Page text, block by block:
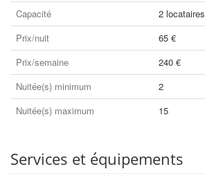
Capacité
2 locataires
Prix/nuit
65 €
Prix/semaine
240 €
Nuitée(s) minimum
2
Nuitée(s) maximum
15
Services et équipements